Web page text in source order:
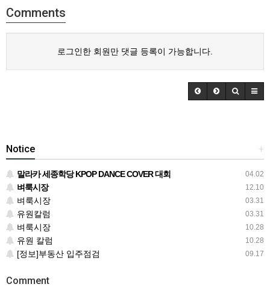
Comments
로그인한 회원만 댓글 등록이 가능합니다.
+
Notice
04.02
말라카 세종학당 KPOP DANCE COVER 대회
12.10
벼룩시장
03.31
벼룩시장
03.31
유원칼럼
10.28
벼룩시장
10.28
유원 칼럼
09.17
[정보]부동산 입주점검
Comment